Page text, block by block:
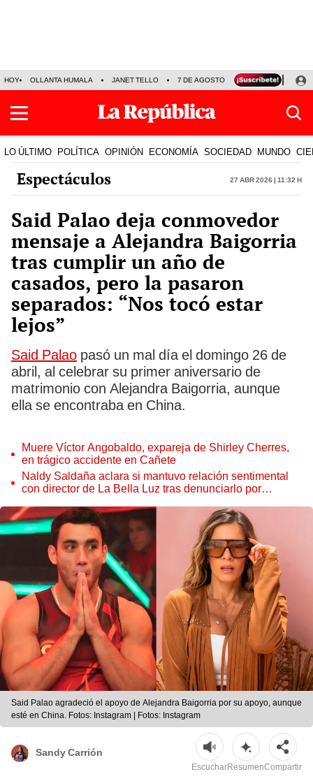
HOY OLLANTA HUMALA JANET TELLO 7 DE AGOSTO TINKA RESULTADOS
LO ÚLTIMO POLÍTICA OPINIÓN ECONOMÍA SOCIEDAD MUNDO
Espectáculos 27 Abr 2026 | 11:32 h
Said Palao deja conmovedor
mensaje a Alejandra Baigorria
tras cumplir un año de
casados, pero la pasaron
separados: “Nos tocó estar
lejos”
Said Palao pasó un mal día el domingo 26 de
abril, al celebrar su primer aniversario de
matrimonio con Alejandra Baigorria, aunque
ella se encontraba en China.
Muere Víctor Angobaldo, expareja de Shirley Cherres,
en trágico accidente en Cañete
Naldy Saldaña aclara si mantuvo relación sentimental
con director de La Bella Luz tras denunciarlo por
Said Palao agradeció el apoyo de Alejandra Baigorria por su apoyo, aunque
esté en China. Fotos: Instagram | Fotos: Instagram
Sandy Carrión
EscucharResumenCompartir